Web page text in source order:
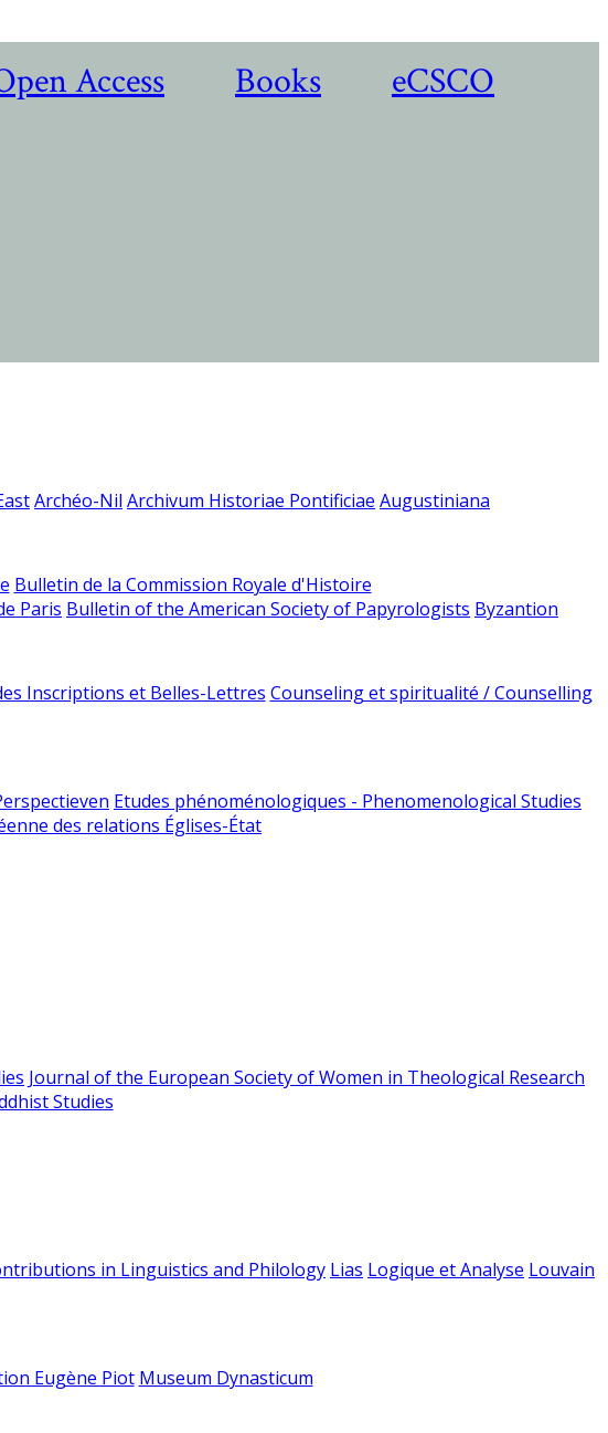
Access Books eCSCO
Archéo-Nil Archivum Historiae Pontificiae Augustiniana
Bulletin de la Commission Royale d'Histoire
Paris Bulletin of the American Society of Papyrologists Byzantion
Inscriptions et Belles-Lettres Counseling et spiritualité / Counselling
Etudes phénoménologiques - Phenomenological Studies
des relations Églises-État
Journal of the European Society of Women in Theological Research
Studies
in Linguistics and Philology Lias Logique et Analyse Louvain
Eugène Piot Museum Dynasticum